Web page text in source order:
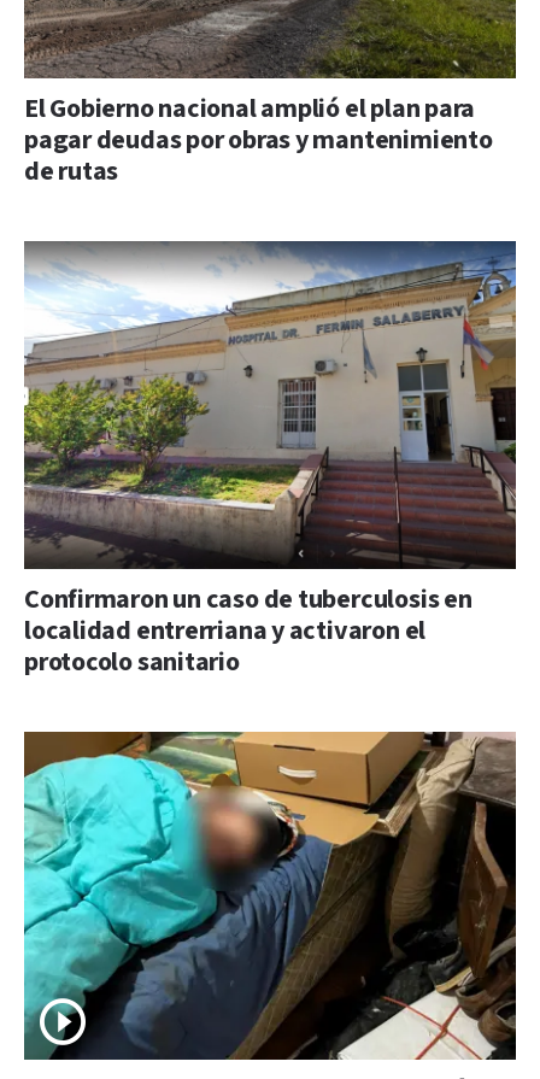
El Gobierno nacional amplió el plan para
pagar deudas por obras y mantenimiento
de rutas
Confirmaron un caso de tuberculosis en
localidad entrerriana y activaron el
protocolo sanitario